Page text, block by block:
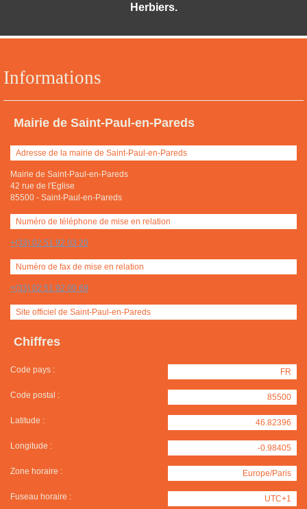
Informations
Mairie de Saint-Paul-en-Pareds
Adresse de la mairie de Saint-Paul-en-Pareds
Mairie de Saint-Paul-en-Pareds
42 rue de l'Eglise
85500 - Saint-Paul-en-Pareds
Numéro de téléphone de mise en relation
+(33) 02 51 92 03 20
Numéro de fax de mise en relation
+(33) 02 51 92 00 69
Site officiel de Saint-Paul-en-Pareds
Chiffres
Code pays : FR
Code postal : 85500
Latitude : 46.82396
Longitude : -0.98405
Zone horaire : Europe/Paris
Fuseau horaire : UTC+1
Herbiers.